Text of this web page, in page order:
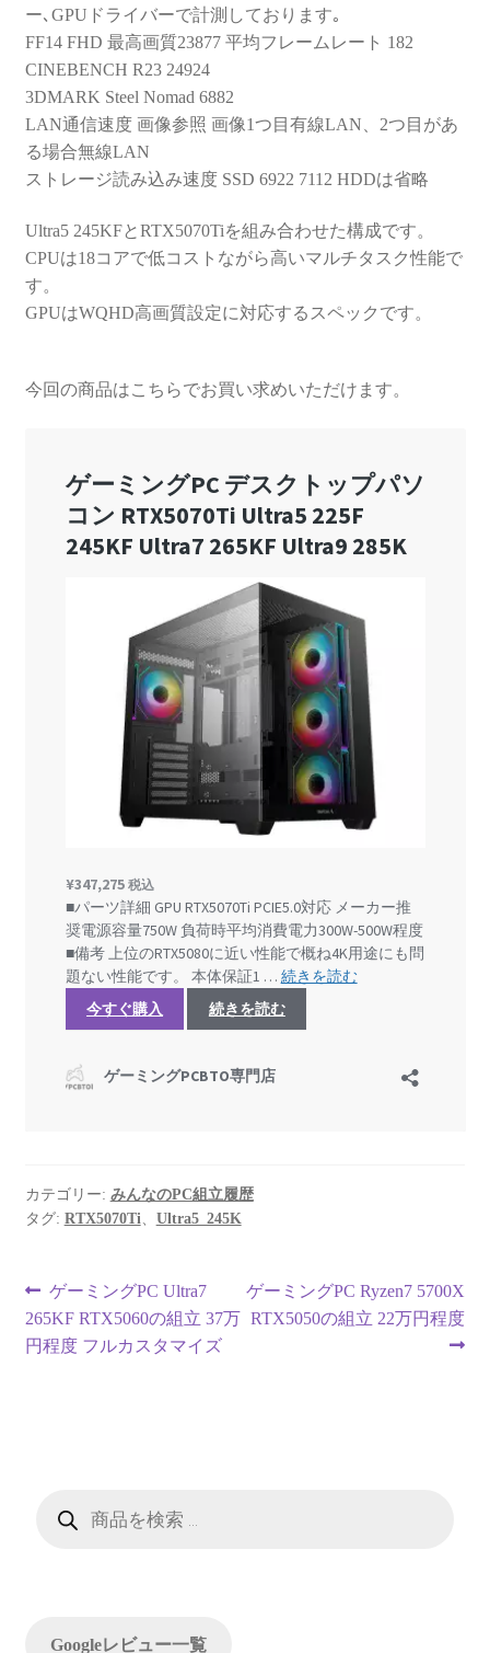
ー､GPUドライバーで計測しております｡
FF14 FHD 最高画質23877 平均フレームレート 182
CINEBENCH R23 24924
3DMARK Steel Nomad 6882
LAN通信速度 画像参照 画像1つ目有線LAN、2つ目があ
る場合無線LAN
ストレージ読み込み速度 SSD 6922 7112 HDDは省略
Ultra5 245KFとRTX5070Tiを組み合わせた構成です。
CPUは18コアで低コストながら高いマルチタスク性能で
す。
GPUはWQHD高画質設定に対応するスペックです。
今回の商品はこちらでお買い求めいただけます。
カテゴリー: みんなのPC組立履歴
タグ: RTX5070Ti Ultra5_245K
投
稿
ー
ン
前
の
投
ゲーミングPC Ultra7
265KF RTX5060の組立 37万
円程度 フルカスタマイズ
次
の
ゲーミングPC Ryzen7 5700X
RTX5050の組立 22万円程度
Googleレビュー一覧